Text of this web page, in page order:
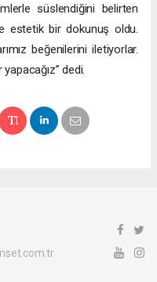
süslendiğini belirten
estetik bir dokunuş oldu.
beğenilerini iletiyorlar.
dedi.